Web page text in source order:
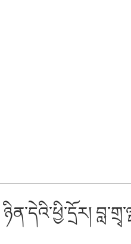
ཉིན་དེའི་ཕྱི་དྲོར།